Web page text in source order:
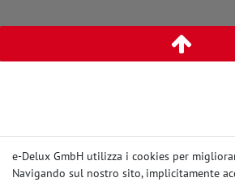
e-Delux GmbH utilizza i cookies per
Navigando sul nostro sito, implicitamente